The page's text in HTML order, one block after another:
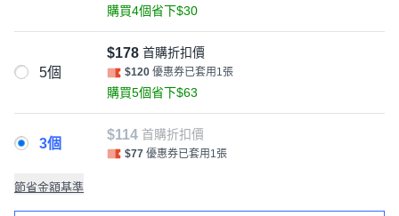
購買4個省下$30
5個
$178 首購折扣價
$120 優惠券已套用1張
購買5個省下$63
3個
$114 首購折扣價
$77 優惠券已套用1張
節省金額基準